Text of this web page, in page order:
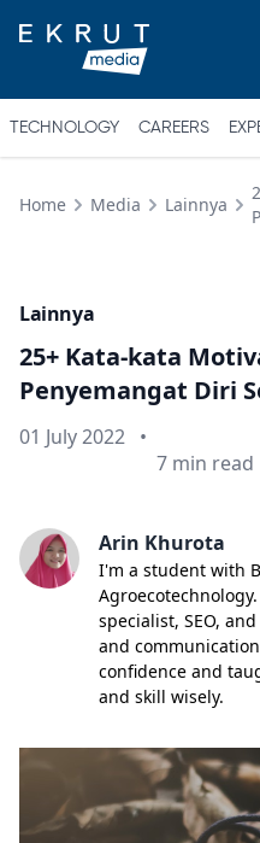
TECHNOLOGY CAREERS
Home Media Lainnya
Lainnya
25+ Kata-kata
Penyemangat Diri
Published on
01 July 2022 •
Min read
7 min read
Arin Khurota
I'm a student with
specialist, SEO,
and
confidence and
and skill wisely.